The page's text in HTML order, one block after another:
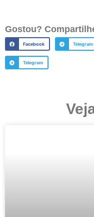
Gostou?
Facebook Telegram
Telegram